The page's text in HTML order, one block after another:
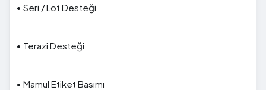
• Seri / Lot Desteği
• Terazi Desteği
• Mamul Etiket Basımı